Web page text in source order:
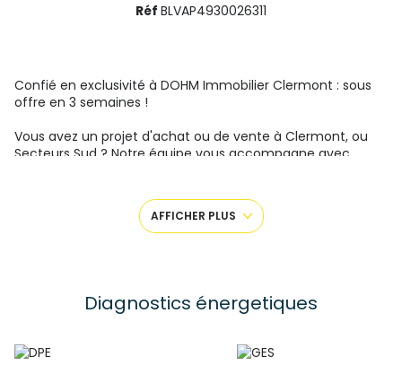
Réf BLVAP4930026311
Confié en exclusivité à DOHM Immobilier Clermont : sous
offre en 3 semaines !
Vous avez un projet d'achat ou de vente à Clermont, ou
Secteurs Sud ? Notre équipe vous accompagne avec
sur la 2nde couronne et sur Cournon / Le Cendre / Pont du
Il se compose ainsi :
- séjour avec baie vitrée donnant accès au balcon,
orientation Sud
AFFICHER PLUS
Diagnostics énergetiques